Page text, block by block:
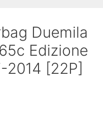
Duemila
Edizione
2014 [22P]